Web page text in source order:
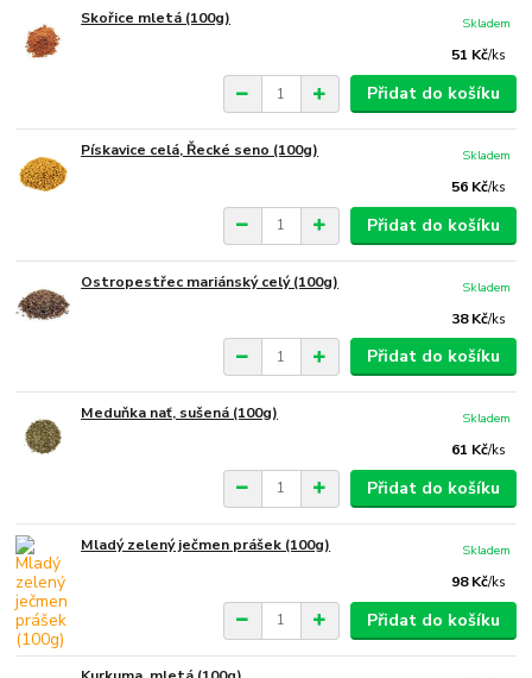
Skořice mletá (100g)
51 Kč/ks
Skladem
Přidat do košíku
Pískavice celá, Řecké seno (100g)
56 Kč/ks
Skladem
Přidat do košíku
Ostropestřec mariánský celý (100g)
38 Kč/ks
Skladem
Přidat do košíku
Meduňka nať, sušená (100g)
61 Kč/ks
Skladem
Přidat do košíku
Mladý zelený ječmen prášek (100g)
98 Kč/ks
Skladem
Přidat do košíku